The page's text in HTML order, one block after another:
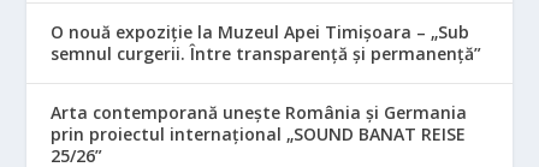
O nouă expoziție la Muzeul Apei Timișoara – „Sub
semnul curgerii. Între transparență și permanență”
Arta contemporană unește România și Germania
prin proiectul internațional „SOUND BANAT REISE
25/26”